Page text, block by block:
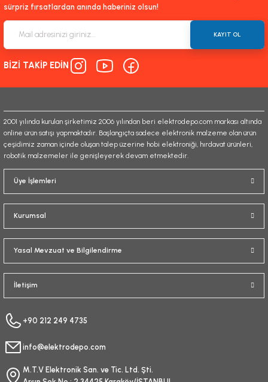
Ürün açıklamasında eksik bilgiler bulunuyor.
Ürün bilgilerinde hatalar bulunuyor.
Ürün fiyatı diğer sitelerden daha pahalı.
Gönder
sürpriz fırsatlardan anında haberiniz olsun!
KAYIT OL
BİZİ TAKİP EDİN
2001 yılında kurulan şirketimiz 2006 yılından beri elektrodepo.com markası altında
online ürün satışı yapmaktadır. Başlangıçta sadece elektronik malzeme olan ürün
çeşidimiz zaman içinde oluşan talep üzerine hobi elektroniği, hırdavat ürünleri,
robotik malzemeler ile genişleyerek devam etmektedir.
Üye İşlemleri
Kurumsal
Yasal Mevzuat ve Bilgilendirme
İletişim
+90 212 249 4735
info@elektrodepo.com
M.T.V Elektronik San. ve Tic. Ltd. Şti.